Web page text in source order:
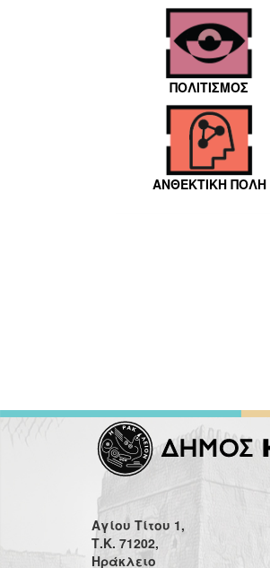
ΠΟΛΙΤΙΣΜΟΣ
ΑΝΘΕΚΤΙΚΗ ΠΟΛΗ
Αγίου Τίτου 1,
Τ.Κ. 71202,
Ηράκλειο